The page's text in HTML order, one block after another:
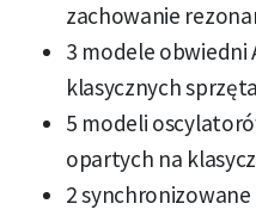
zachowanie
3 modele obwiedni
klasycznych
5 modeli
opartych na
2 synchronizowane